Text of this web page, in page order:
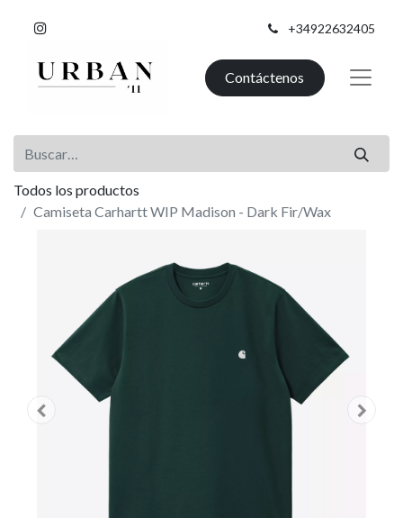
+34922632405
Contáctenos
Todos los productos
Camiseta Carhartt WIP Madison - Dark Fir/Wax